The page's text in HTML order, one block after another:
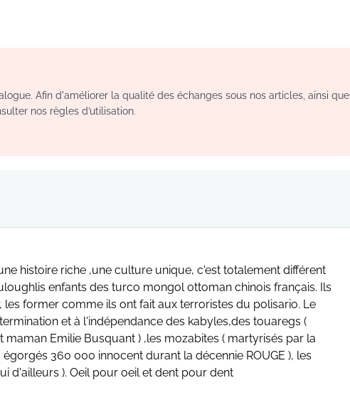
Afin d'améliorer la qualité des échanges sous nos articles, ainsi que
nos règles d’utilisation.
histoire riche ,une culture unique, c'est totalement différent
enfants des turco mongol ottoman chinois français. Ils
former comme ils ont fait aux terroristes du polisario. Le
et à l'indépendance des kabyles,des touaregs (
Emilie Busquant ) ,les mozabites ( martyrisés par la
360 000 innocent durant la décennie ROUGE ), les
d'ailleurs ). Oeil pour oeil et dent pour dent